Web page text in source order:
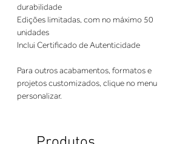
durabilidade
Edições limitadas, com no máximo 50
unidades
Inclui Certificado de Autenticidade
Para outros acabamentos, formatos e
projetos customizados, clique no menu
personalizar.